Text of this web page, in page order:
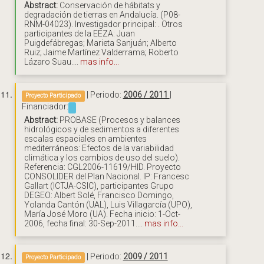
Abstract: Conservación de hábitats y
degradación de tierras en Andalucía. (P08-
RNM-04023). Investigador principal: . Otros
participantes de la EEZA: Juan
Puigdefábregas; Marieta Sanjuán; Alberto
Ruiz; Jaime Martínez Valderrama; Roberto
Lázaro Suau.... mas info...
Proyecto Participado | Periodo: 2006 / 2011
Financiador:
Abstract: PROBASE (Procesos y balances
hidrológicos y de sedimentos a diferentes
escalas espaciales en ambientes
mediterráneos: Efectos de la variabilidad
climática y los cambios de uso del suelo).
Referencia: CGL2006-11619/HID. Proyecto
CONSOLIDER del Plan Nacional. IP: Francesc
Gallart (ICTJA-CSIC), participantes Grupo
DEGEO: Albert Solé, Francisco Domingo,
Yolanda Cantón (UAL), Luis Villagarcía (UPO),
María José Moro (UA). Fecha inicio: 1-Oct-
2006, fecha final: 30-Sep-2011.... mas info...
Proyecto Participado | Periodo: 2009 / 2011